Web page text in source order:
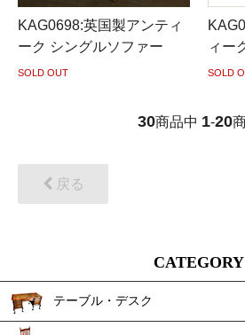
KAG0698:英国製アンティ
ーク シングルソファー
SOLD OUT
ィー
SOLD
30商品中 1-20
戻る
CATEGORY
テーブル・デスク